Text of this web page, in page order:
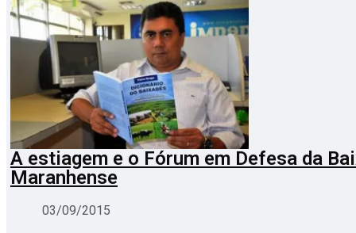
A estiagem e o Fórum em Defesa da
Maranhense
03/09/2015